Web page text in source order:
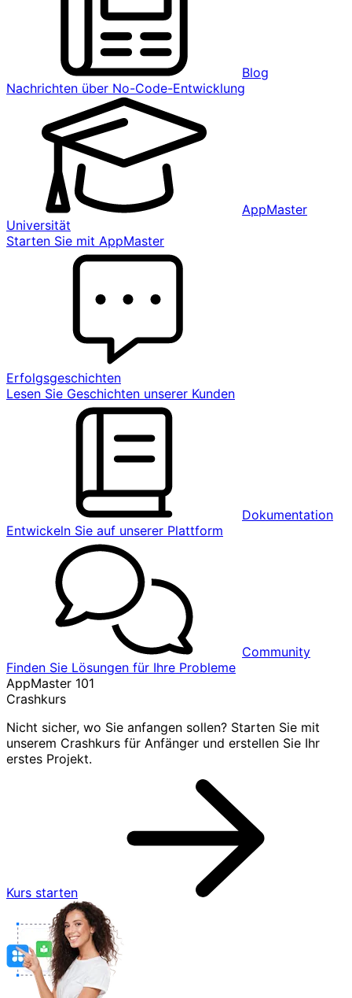
Blog
Nachrichten über No-Code-Entwicklung
AppMaster
Universität
Starten Sie mit AppMaster
Erfolgsgeschichten
Lesen Sie Geschichten unserer Kunden
Dokumentation
Entwickeln Sie auf unserer Plattform
Community
Finden Sie Lösungen für Ihre Probleme
AppMaster 101
Crashkurs
Nicht sicher, wo Sie anfangen sollen? Starten Sie mit
unserem Crashkurs für Anfänger und erstellen Sie Ihr
erstes Projekt.
Kurs starten